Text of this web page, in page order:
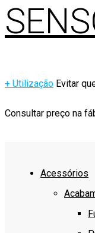
+ Utilização Evitar
Consultar preço na
Acessórios